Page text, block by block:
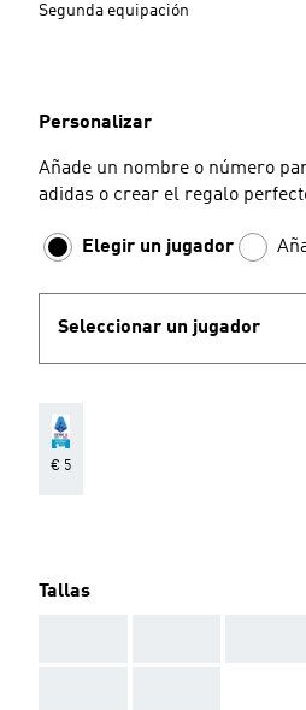
Segunda equipación
Personalizar
Añade un nombre o número
adidas o crear el regalo
Elegir un jugador
Seleccionar un jugador
€ 5
Tallas